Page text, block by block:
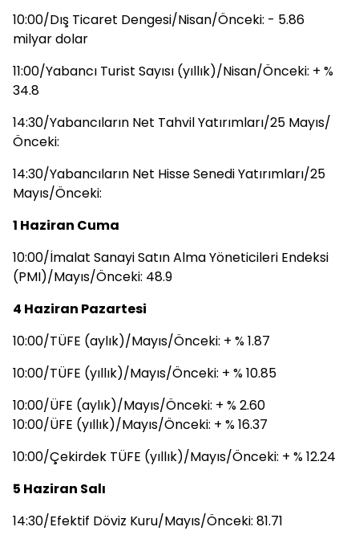
10:00/Dış Ticaret Dengesi/Nisan/Önceki: - 5.86
milyar dolar
11:00/Yabancı Turist Sayısı (yıllık)/Nisan/Önceki: + %
34.8
14:30/Yabancıların Net Tahvil Yatırımları/25 Mayıs/
Önceki:
14:30/Yabancıların Net Hisse Senedi Yatırımları/25
Mayıs/Önceki:
1 Haziran Cuma
10:00/İmalat Sanayi Satın Alma Yöneticileri Endeksi
(PMI)/Mayıs/Önceki: 48.9
4 Haziran Pazartesi
10:00/TÜFE (aylık)/Mayıs/Önceki: + % 1.87
10:00/TÜFE (yıllık)/Mayıs/Önceki: + % 10.85
10:00/ÜFE (aylık)/Mayıs/Önceki: + % 2.60
10:00/ÜFE (yıllık)/Mayıs/Önceki: + % 16.37
10:00/Çekirdek TÜFE (yıllık)/Mayıs/Önceki: + % 12.24
5 Haziran Salı
14:30/Efektif Döviz Kuru/Mayıs/Önceki: 81.71